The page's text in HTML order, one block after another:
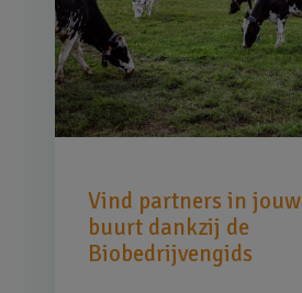
Vind partners in jouw
buurt dankzij de
Biobedrijvengids